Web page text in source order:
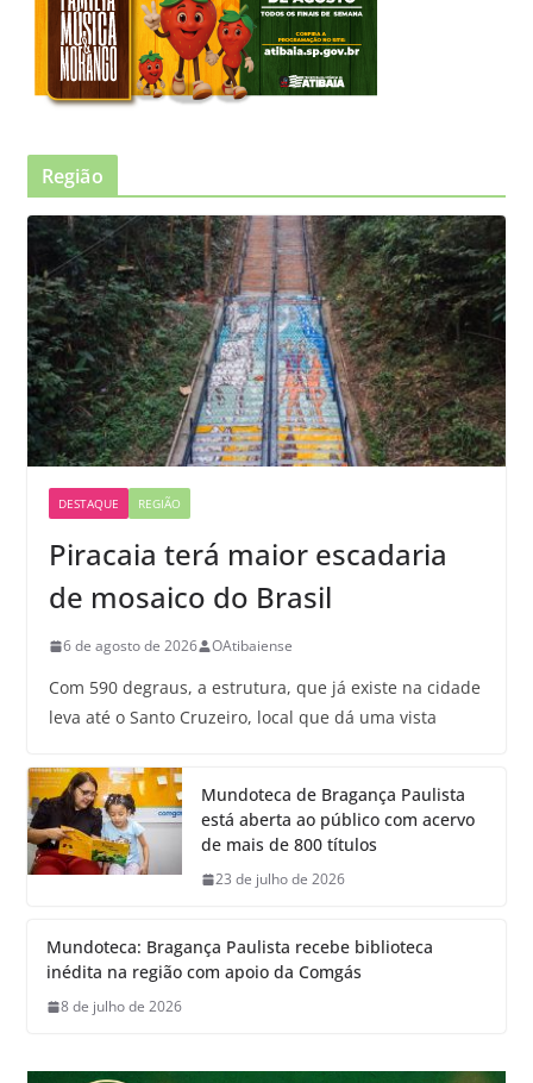
Região
DESTAQUE REGIÃO
Piracaia terá maior escadaria
de mosaico do Brasil
6 de agosto de 2026 OAtibaiense
Com 590 degraus, a estrutura, que já existe na cidade
leva até o Santo Cruzeiro, local que dá uma vista
Mundoteca de Bragança Paulista
está aberta ao público com acervo
de mais de 800 títulos
23 de julho de 2026
Mundoteca: Bragança Paulista recebe biblioteca
inédita na região com apoio da Comgás
8 de julho de 2026